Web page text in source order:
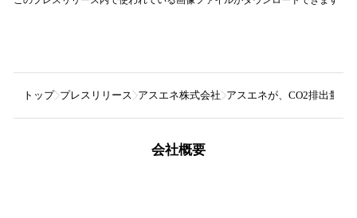
トップ プレスリリース アスエネ株式会社 アスエネが、CO2排出量
会社概要